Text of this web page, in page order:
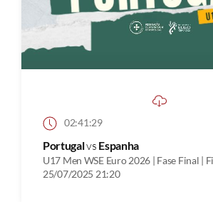
02:41:29
Portugalvs Espanha
U17 Men WSE Euro 2026 | Fase Final |
25/07/2025 21:20